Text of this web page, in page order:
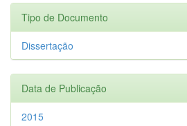
Tipo de Documento
Dissertação
Data de Publicação
2015